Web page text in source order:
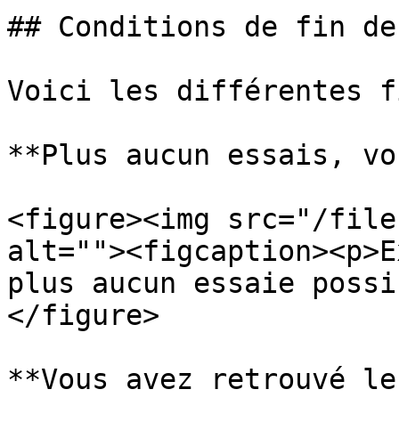
## Conditions de fin
Voici les différentes
**Plus aucun essais,
<figure><img src="/files/
plus aucun essaie
</figure>
**Vous avez retrouvé